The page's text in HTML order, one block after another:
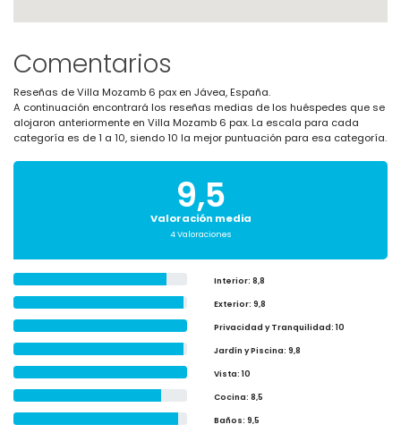
Comentarios
Reseñas de Villa Mozamb 6 pax en Jávea, España.
A continuación encontrará los reseñas medias de los huéspedes que se
alojaron anteriormente en Villa Mozamb 6 pax. La escala para cada
categoría es de 1 a 10, siendo 10 la mejor puntuación para esa categoría.
9,5
Valoración media
4 Valoraciones
Interior: 8,8
Exterior: 9,8
Privacidad y Tranquilidad: 10
Jardín y Piscina: 9,8
Vista: 10
Cocina: 8,5
Baños: 9,5